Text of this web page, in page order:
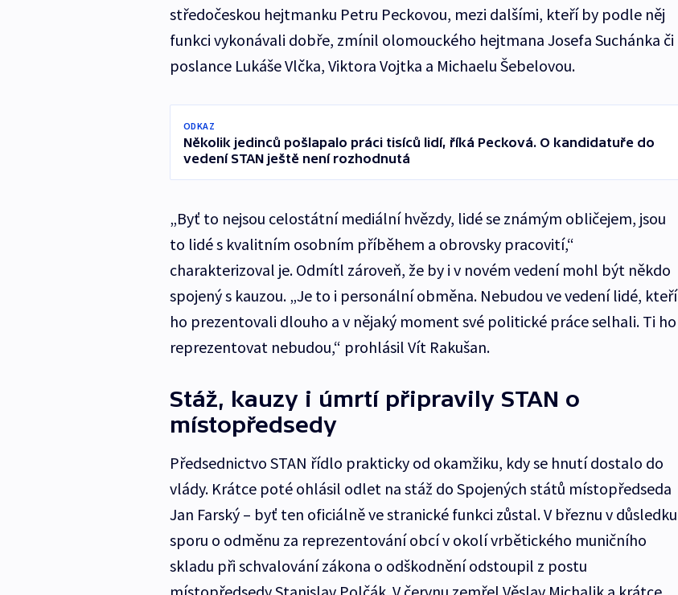
středočeskou hejtmanku Petru Peckovou, mezi dalšími, kteří by podle něj
funkci vykonávali dobře, zmínil olomouckého hejtmana Josefa Suchánka či
poslance Lukáše Vlčka, Viktora Vojtka a Michaelu Šebelovou.
ODKAZ
Několik jedinců pošlapalo práci tisíců lidí, říká Pecková. O kandidatuře do
vedení STAN ještě není rozhodnutá
„Byť to nejsou celostátní mediální hvězdy, lidé se známým obličejem, jsou
to lidé s kvalitním osobním příběhem a obrovsky pracovití,“
charakterizoval je. Odmítl zároveň, že by i v novém vedení mohl být někdo
spojený s kauzou. „Je to i personální obměna. Nebudou ve vedení lidé, kteří
ho prezentovali dlouho a v nějaký moment své politické práce selhali. Ti ho
reprezentovat nebudou,“ prohlásil Vít Rakušan.
Stáž, kauzy i úmrtí připravily STAN o
místopředsedy
Předsednictvo STAN řídlo prakticky od okamžiku, kdy se hnutí dostalo do
vlády. Krátce poté ohlásil odlet na stáž do Spojených států místopředseda
Jan Farský – byť ten oficiálně ve stranické funkci zůstal. V březnu v důsledku
sporu o odměnu za reprezentování obcí v okolí vrbětického muničního
skladu při schvalování zákona o odškodnění odstoupil z postu